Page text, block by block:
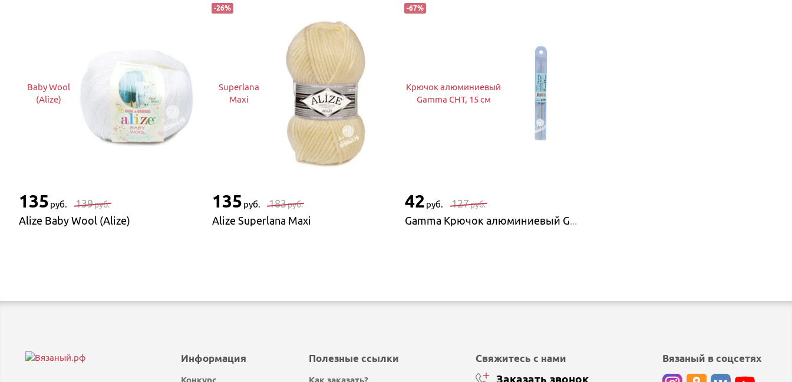
Baby Wool
(Alize)
135 руб. 139руб.
Alize Baby Wool (Alize)
-26%
Superlana
Maxi
135 руб. 183руб.
Alize Superlana Maxi
-67%
Крючок алюминиевый
Gamma CHT, 15 см
42 руб. 127руб.
Gamma Крючок алюминиевый Gamma CHT, 15 см
Информация Полезные ссылки Свяжитесь с нами
Заказать звонок
Вязаный в соцсетях